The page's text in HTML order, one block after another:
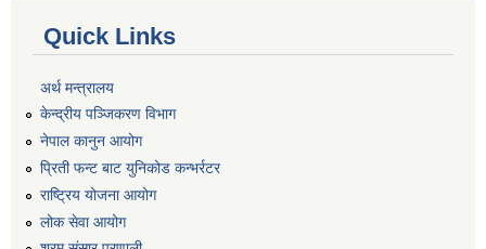
Quick Links
अर्थ मन्त्रालय
केन्द्रीय पञ्जिकरण विभाग
नेपाल कानुन आयोग
प्रिती फन्ट बाट युनिकोड कन्भर्रटर
राष्ट्रिय योजना आयोग
लोक सेवा आयोग